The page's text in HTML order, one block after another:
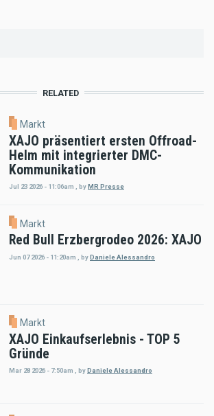
RELATED
Markt
XAJO präsentiert ersten Offroad-
Helm mit integrierter DMC-
Kommunikation
Jul 23 2026 - 11:06am byMR Presse
Markt
Red Bull Erzbergrodeo 2026: XAJO
Jun 07 2026 - 11:20am byDaniele Alessandro
Markt
XAJO Einkaufserlebnis - TOP 5
Gründe
Mar 28 2026 - 7:50am , by Daniele Alessandro